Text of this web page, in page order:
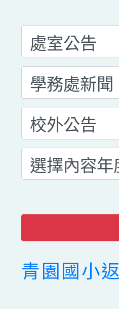
青園國小